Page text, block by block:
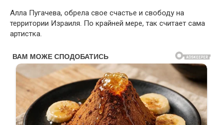
Алла Пугачева, обрела свое счастье и свободу на
территории Израиля. По крайней мере, так считает сама
артистка.